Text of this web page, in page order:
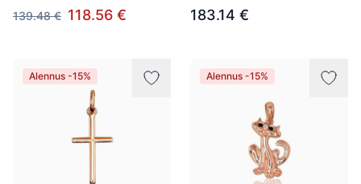
139.48 € 118.56 € 183.14 €
Alennus -15% Alennus -15%